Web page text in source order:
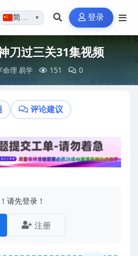
简体…▼ 登录
刀过三关31集视频
命理 易学 151 0
评论建议
请先登录！
注册